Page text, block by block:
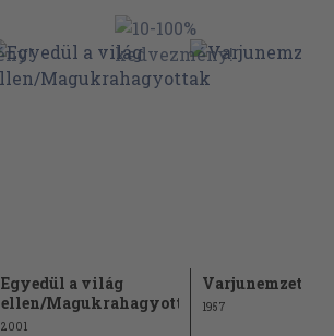
Egyedül a világ
ellen/Magukrahagyottak
2001
Varjunemzetség
1957